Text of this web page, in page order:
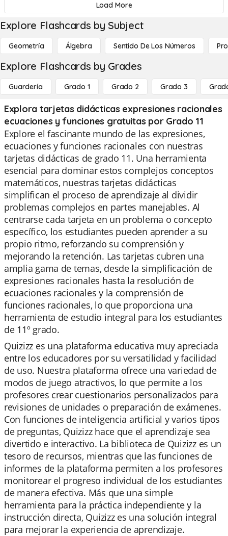
Load More
Explore Flashcards by Subject
Geometría Álgebra Sentido De Los Números
Explore Flashcards by Grades
Guardería Grado 1 Grado 2 Grado 3
Explora tarjetas didácticas expresiones racionales
ecuaciones y funciones gratuitas por Grado 11
Explore el fascinante mundo de las expresiones,
ecuaciones y funciones racionales con nuestras
tarjetas didácticas de grado 11. Una herramienta
esencial para dominar estos complejos conceptos
matemáticos, nuestras tarjetas didácticas
simplifican el proceso de aprendizaje al dividir
problemas complejos en partes manejables. Al
centrarse cada tarjeta en un problema o concepto
específico, los estudiantes pueden aprender a su
propio ritmo, reforzando su comprensión y
mejorando la retención. Las tarjetas cubren una
amplia gama de temas, desde la simplificación de
expresiones racionales hasta la resolución de
ecuaciones racionales y la comprensión de
funciones racionales, lo que proporciona una
herramienta de estudio integral para los estudiantes
de 11º grado.
Quizizz es una plataforma educativa muy apreciada
entre los educadores por su versatilidad y facilidad
de uso. Nuestra plataforma ofrece una variedad de
modos de juego atractivos, lo que permite a los
profesores crear cuestionarios personalizados para
revisiones de unidades o preparación de exámenes.
Con funciones de inteligencia artificial y varios tipos
de preguntas, Quizizz hace que el aprendizaje sea
divertido e interactivo. La biblioteca de Quizizz es un
tesoro de recursos, mientras que las funciones de
informes de la plataforma permiten a los profesores
monitorear el progreso individual de los estudiantes
de manera efectiva. Más que una simple
herramienta para la práctica independiente y la
instrucción directa, Quizizz es una solución integral
para mejorar la experiencia de aprendizaje.